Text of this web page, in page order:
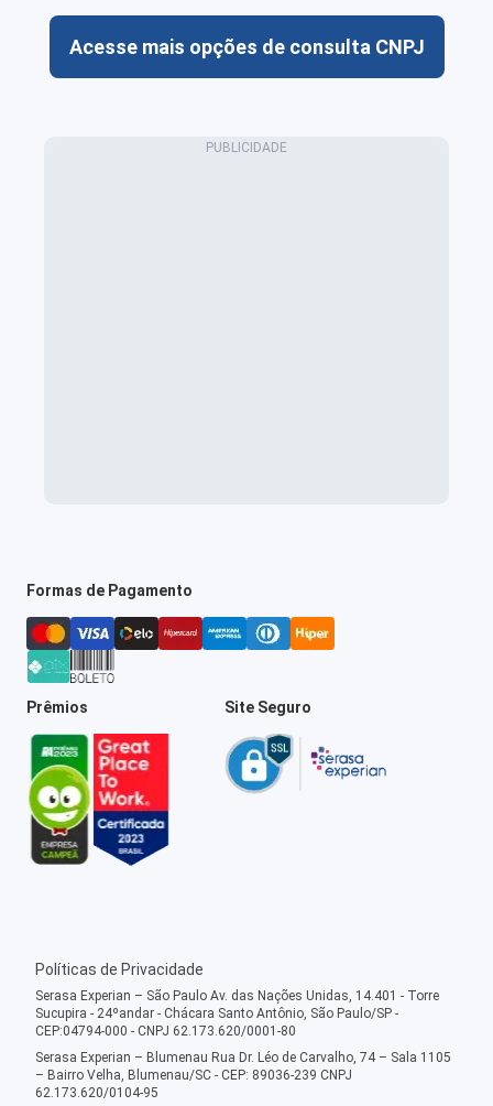
Acesse mais opções de consulta CNPJ
Formas de Pagamento
Prêmios Site Seguro
Políticas de Privacidade
Serasa Experian – São Paulo Av. das Nações Unidas, 14.401 - Torre
Sucupira - 24ºandar - Chácara Santo Antônio, São Paulo/SP -
CEP:04794-000 - CNPJ 62.173.620/0001-80
Serasa Experian – Blumenau Rua Dr. Léo de Carvalho, 74 – Sala 1105
– Bairro Velha, Blumenau/SC - CEP: 89036-239 CNPJ
62.173.620/0104-95